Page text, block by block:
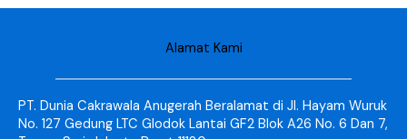
Alamat Kami
PT. Dunia Cakrawala Anugerah Beralamat di Jl. Hayam Wuruk
No. 127 Gedung LTC Glodok Lantai GF2 Blok A26 No. 6 Dan 7,